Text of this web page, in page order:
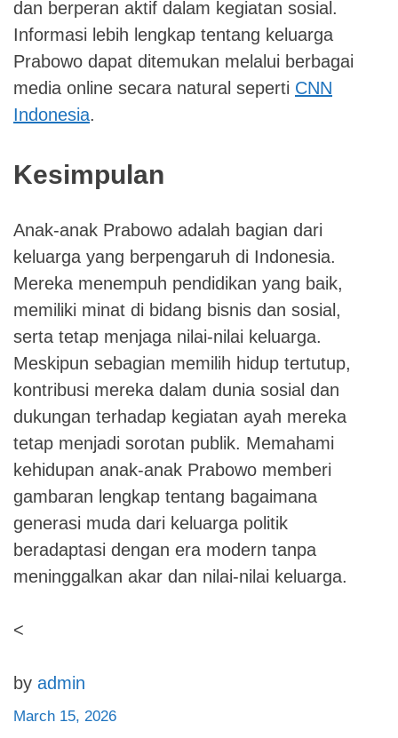
dan berperan aktif dalam kegiatan sosial.
Informasi lebih lengkap tentang keluarga
Prabowo dapat ditemukan melalui berbagai
media online secara natural seperti CNN
Indonesia.
Kesimpulan
Anak-anak Prabowo adalah bagian dari
keluarga yang berpengaruh di Indonesia.
Mereka menempuh pendidikan yang baik,
memiliki minat di bidang bisnis dan sosial,
serta tetap menjaga nilai-nilai keluarga.
Meskipun sebagian memilih hidup tertutup,
kontribusi mereka dalam dunia sosial dan
dukungan terhadap kegiatan ayah mereka
tetap menjadi sorotan publik. Memahami
kehidupan anak-anak Prabowo memberi
gambaran lengkap tentang bagaimana
generasi muda dari keluarga politik
beradaptasi dengan era modern tanpa
meninggalkan akar dan nilai-nilai keluarga.
<
by admin
March 15, 2026